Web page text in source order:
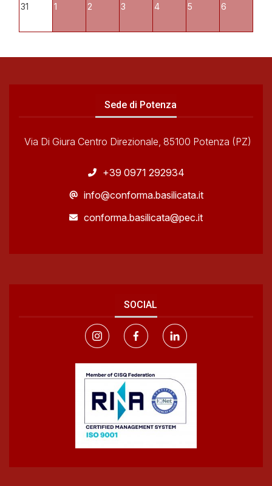
31 1 2 3 4 5 6
Sede di Potenza
Via Di Giura Centro Direzionale, 85100 Potenza (PZ)
+39 0971 292934
info@conforma.basilicata.it
conforma.basilicata@pec.it
SOCIAL